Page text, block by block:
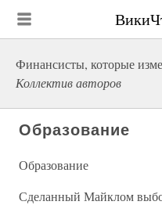
Финансисты, которые
Коллектив авторов
Образование
Образование
Сделанный Майклом